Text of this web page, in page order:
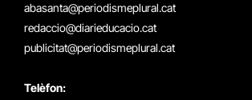
abasanta@periodismeplural.cat
redaccio@diarieducacio.cat
publicitat@periodismeplural.cat
Telèfon: